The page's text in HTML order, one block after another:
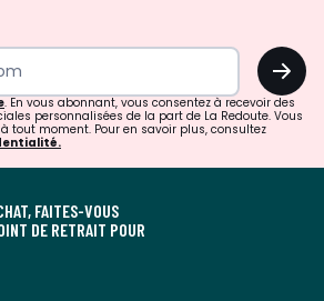
OK
. En vous abonnant, vous consentez à recevoir des
personnalisées de la part de La Redoute. Vous
à tout moment. Pour en savoir plus, consultez
FAITES-VOUS
DE RETRAIT POUR